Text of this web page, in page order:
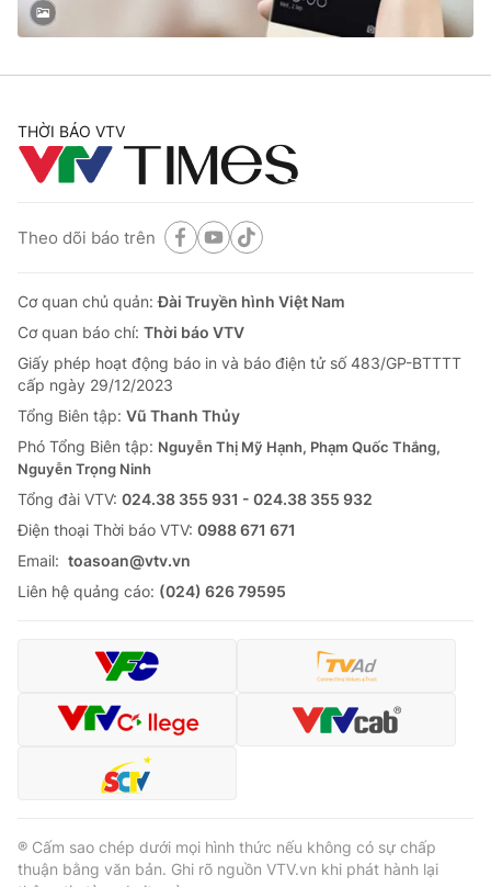
Câu chuyện quốc tế
Thị trường
Góc doanh nghiệp
Dữ liệu và đời sống
Truyền hình
Phim VTV
Hậu trường
Giải sao mai
Giải trí
Điện ảnh
Âm nhạc
Du lịch
Làm đẹp
Chất lượng cuộc sống
Tuyển sinh
Học trực tuyến
Công nghệ
Hitech Công nghệ tương lai
Sản phẩm
Thị trường
Tư vấn
Giao lưu trực tuyến
Lịch phát sóng
Chuyên mục khác
Emagazine Podcast
Video Shorts video
VTV Money
VTV Sức khoẻ Bất động sản
THỜI BÁO VTV
Theo dõi báo trên
Cơ quan chủ quản:Đài Truyền hình Việt Nam
Cơ quan báo chí: Thời báo VTV
Giấy phép hoạt động báo in và báo điện tử số 483/GP-BTTTT
cấp ngày 29/12/2023
Tổng Biên tập: Vũ Thanh Thủy
Phó Tổng Biên tập: Nguyễn Thị Mỹ Hạnh, Phạm Quốc Thắng,
Nguyễn Trọng Ninh
Tổng đài VTV: 024.38 355 931 - 024.38 355 932
Ðiện thoại Thời báo VTV: 0988 671 671
Email: toasoan@vtv.vn
Liên hệ quảng cáo: (024) 626 79595
® Cấm sao chép dưới mọi hình thức nếu không có sự chấp
thuận bằng văn bản. Ghi rõ nguồn VTV.vn khi phát hành lại